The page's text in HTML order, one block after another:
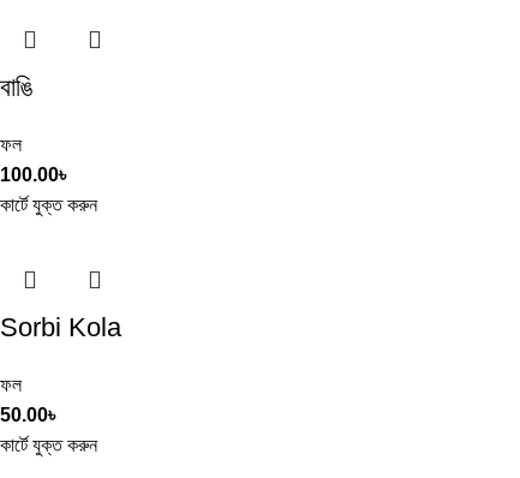
বাঙি
ফল
100.00৳
কার্টে যুক্ত করুন
Sorbi Kola
ফল
50.00৳
কার্টে যুক্ত করুন